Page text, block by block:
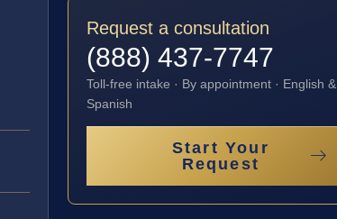
Request a consultation
(888) 437-7747
Toll-free intake · By appointment · English &
Spanish
Start Your
Request